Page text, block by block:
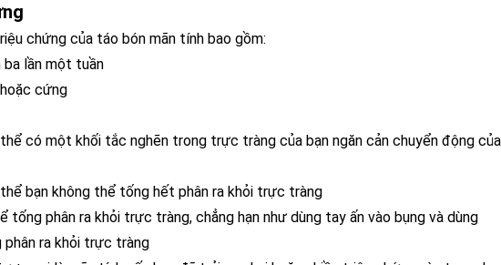
chứng của táo bón mãn tính bao gồm:
lần một tuần
cứng
có một khối tắc nghẽn trong trực tràng của bạn ngăn cản chuyển động của
bạn không thể tống hết phân ra khỏi trực tràng
tống phân ra khỏi trực tràng, chẳng hạn như dùng tay ấn vào bụng và dùng
ra khỏi trực tràng